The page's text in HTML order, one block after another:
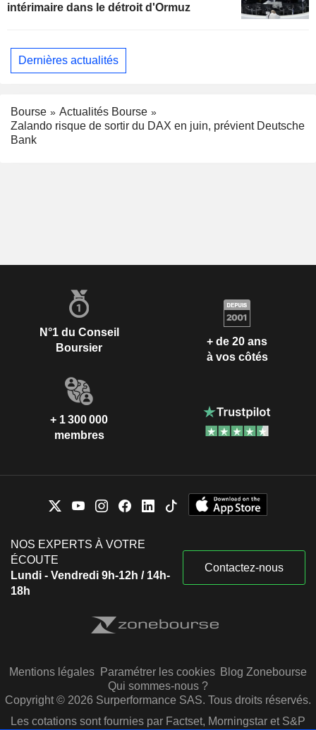
intérimaire dans le détroit d'Ormuz
Dernières actualités
Bourse
Actualités Bourse
Zalando risque de sortir du DAX en juin, prévient Deutsche
Bank
N°1 du Conseil
Boursier
+ de 20 ans
à vos côtés
+ 1 300 000
membres
NOS EXPERTS À VOTRE
ÉCOUTE
Lundi - Vendredi 9h-12h / 14h-
18h
Contactez-nous
Mentions légales Paramétrer les cookies Blog Zonebourse
Qui sommes-nous ?
Copyright © 2026 Surperformance SAS. Tous droits réservés.
Les cotations sont fournies par Factset, Morningstar et S&P